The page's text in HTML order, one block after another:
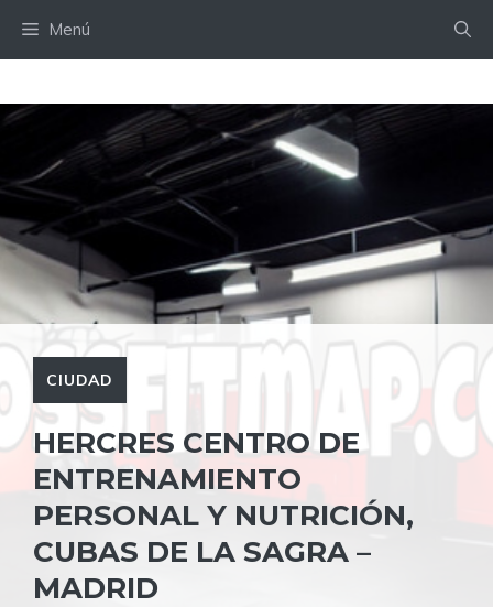
Menú
CIUDAD
HERCRES CENTRO DE
ENTRENAMIENTO
PERSONAL Y NUTRICIÓN,
CUBAS DE LA SAGRA –
MADRID